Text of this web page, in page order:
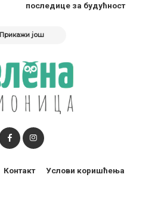
последице за будућност
Прикажи још
Контакт Услови коришћења